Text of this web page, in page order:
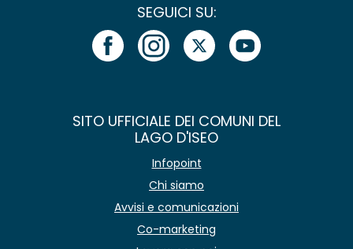
SEGUICI SU:
SITO UFFICIALE DEI COMUNI DEL
LAGO D'ISEO
Infopoint
Chi siamo
Avvisi e comunicazioni
Co-marketing